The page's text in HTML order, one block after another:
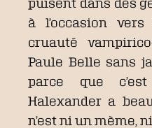
à l’occasion
cruauté
Paule Belle sans
parce que
Halexander a
n’est ni un mème,